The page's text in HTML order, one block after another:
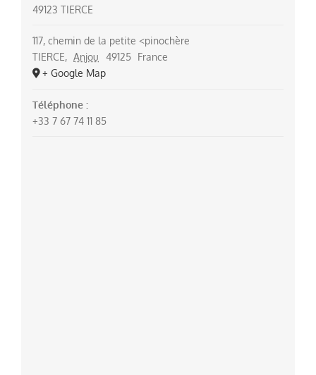
49123 TIERCE
117, chemin de la petite <pinochère
TIERCE, Anjou 49125
France
+ Google Map
Téléphone :
+33 7 67 74 11 85